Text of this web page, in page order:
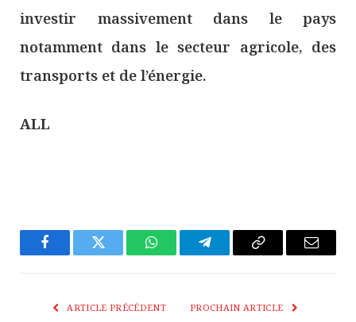
investir massivement dans le pays
notamment dans le secteur agricole, des
transports et de l’énergie.
ALL
FacebookTwitter WhatsAppTélégrammeCopier
Lien
E-
ARTICLE PRÉCÉDENT PROCHAIN ARTICLE